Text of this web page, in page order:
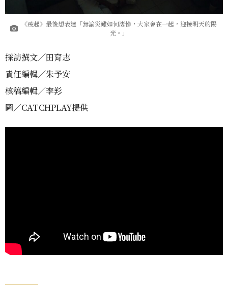
《疫起》最後想表達「無論災難如何淒慘，大家會在一起，迎接明天的陽
光。」
採訪撰文／田育志
責任編輯／朱予安
核稿編輯／李羏
圖／CATCHPLAY提供